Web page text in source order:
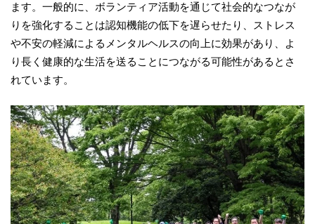
ます。一般的に、ボランティア活動を通じて社会的なつなが
りを強化することは認知機能の低下を遅らせたり、ストレス
や不安の軽減によるメンタルヘルスの向上に効果があり、よ
り長く健康的な生活を送ることにつながる可能性があるとさ
れています。